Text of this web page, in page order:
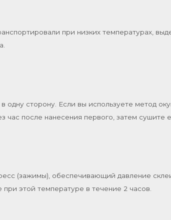
при низких температурах,
одну сторону. Если вы используете метод
час после нанесения первого, затем сушите
(зажимы), обеспечивающий давление
этой температуре в течение 2 часов.